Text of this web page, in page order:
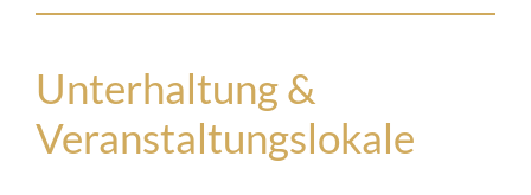
Unterhaltung &
Veranstaltungslokale